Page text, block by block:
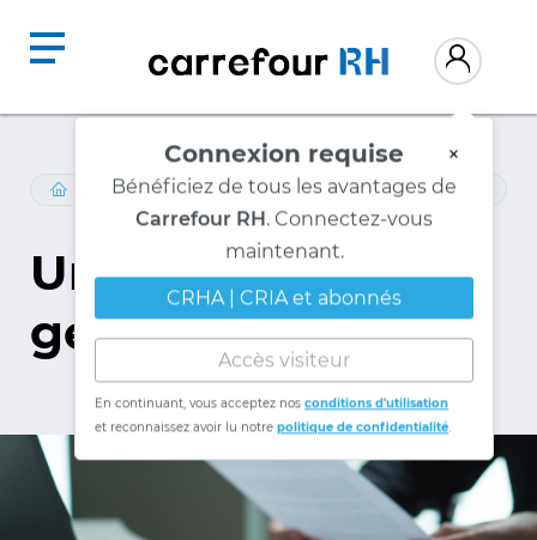
Connexion requise ×
Bénéficiez de tous les avantages de
Carrefour RH. Connectez-vous
maintenant.
CRHA | CRIA et abonnés
Accès visiteur
En continuant, vous acceptez nosconditions d'utilisation
et reconnaissez avoir lu notrepolitique de confidentialité
LOIS-ET-REGLEMENTS /JURISPRUDENCE
Un directeur
général dénigreur